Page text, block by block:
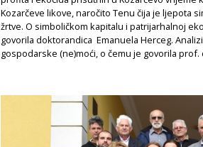
Kozarčeve likove, naročito Tenu čija je ljepota
žrtve. O simboličkom kapitalu i patrijarhalnoj
govorila doktorandica Emanuela Herceg.
gospodarske (ne)moći, o čemu je govorila prof.